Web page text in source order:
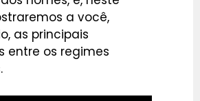
a você,
as principais
entre os regimes